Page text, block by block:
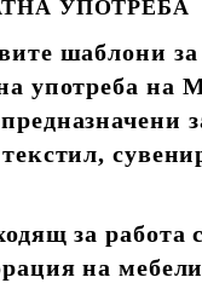
УПОТРЕБА
шаблони за
употреба на
за работа
на